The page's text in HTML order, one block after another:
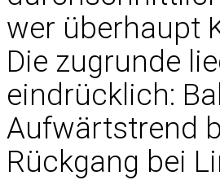
wer überhaupt
Die zugrunde
eindrücklich:
Aufwärtstrend
Rückgang bei